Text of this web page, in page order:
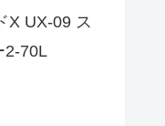
X UX-09 ス
2-70L